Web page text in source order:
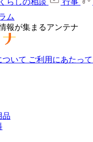
ム
報が集まるアンテナ
ついて ご利用にあたって
品